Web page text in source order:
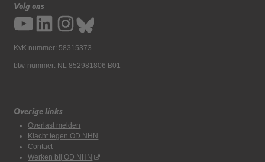
Volg ons
KvK nummer: 58315373
btw-nummer: NL 852981806 B01
Overige links
Overlast melden
Klacht tegen OD NHN
Contact
Werken bij OD NHN